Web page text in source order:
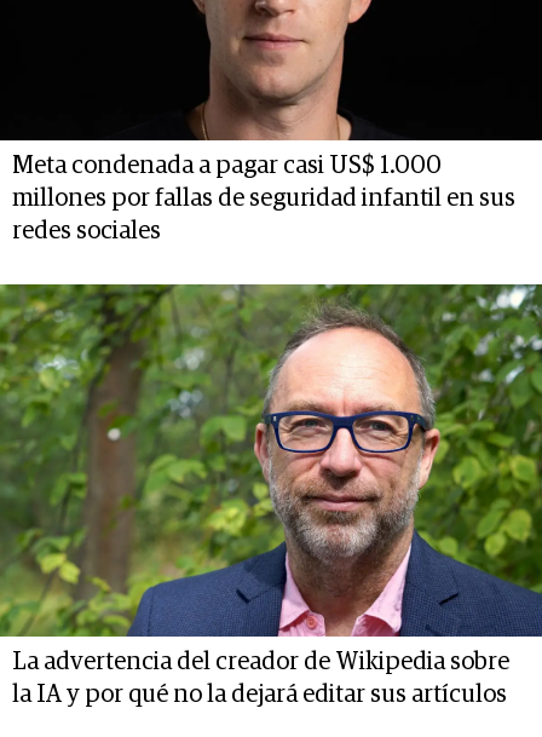
Meta condenada a pagar casi US$ 1.000
millones por fallas de seguridad infantil en sus
redes sociales
La advertencia del creador de Wikipedia sobre
la IA y por qué no la dejará editar sus artículos